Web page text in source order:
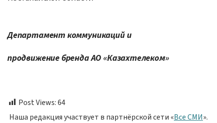
Департамент коммуникаций и
продвижение бренда АО «Казахтелеком»
Post Views:64
Наша редакция участвует в партнёрской сети «Все СМИ».